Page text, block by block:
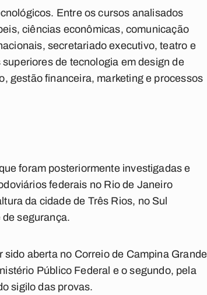
Entre os cursos analisados
ciências econômicas, comunicação
secretariado executivo, teatro e
de tecnologia em design de
gestão financeira, marketing e processos
foram posteriormente investigadas e
federais no Rio de Janeiro
da cidade de Três Rios, no Sul
segurança.
aberta no Correio de Campina Grande
Público Federal e o segundo, pela
sigilo das provas.